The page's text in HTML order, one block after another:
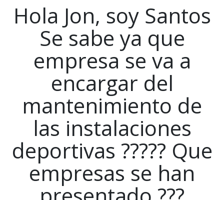
Hola Jon, soy Santos
Se sabe ya que
empresa se va a
encargar del
mantenimiento de
las instalaciones
deportivas ????? Que
empresas se han